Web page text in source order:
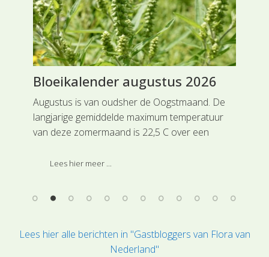
Bloeikalender augustus 2026
Augustus is van oudsher de Oogstmaand. De
langjarige gemiddelde maximum temperatuur
van deze zomermaand is 22,5 C over een
Voor onze wilde flora is het eveneens een
bloei begonnen zijn, tot zaadzetting komen.
Lees hier meer ...
Lees hier alle berichten in "Gastbloggers van Flora van
Nederland"